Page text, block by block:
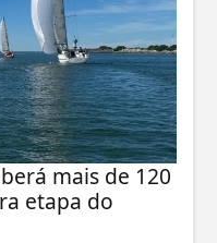
mais de 120
etapa do